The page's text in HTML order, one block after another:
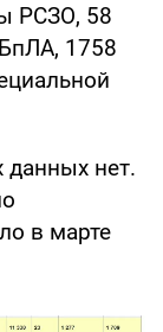
РСЗО, 58
1758
данных нет.
в марте